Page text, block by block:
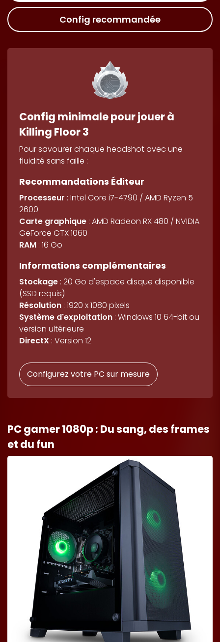
Config recommandée
Config minimale pour jouer à
Killing Floor 3
Pour savourer chaque headshot avec une
fluidité sans faille :
Recommandations Éditeur
Processeur : Intel Core i7-4790 / AMD Ryzen 5
2600
Carte graphique : AMD Radeon RX 480 / NVIDIA
GeForce GTX 1060
RAM : 16 Go
Informations complémentaires
Stockage : 20 Go d'espace disque disponible
(SSD requis)
Résolution : 1920 x 1080 pixels
Système d'exploitation : Windows 10 64-bit ou
version ultérieure
DirectX : Version 12
Configurez votre PC sur mesure
PC gamer 1080p : Du sang, des frames
et du fun